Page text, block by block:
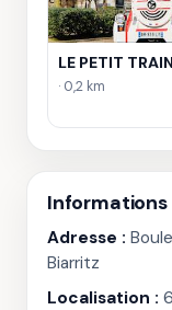
LE PETIT
· 0,2 km
Adresse :
Biarritz
Localisation :